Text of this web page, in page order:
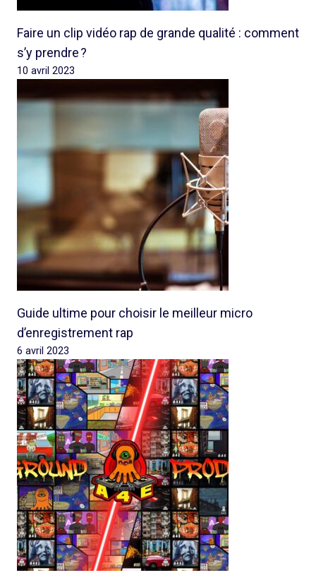
Faire un clip vidéo rap de grande qualité : comment
s’y prendre ?
10 avril 2023
Guide ultime pour choisir le meilleur micro
d’enregistrement rap
6 avril 2023